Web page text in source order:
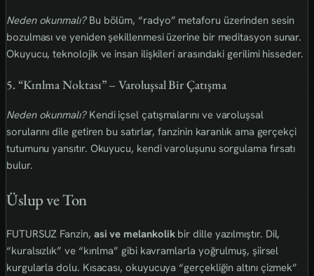
Neden okunmalı?Bu bölüm, “radyo” metaforu üzerinden sesin
bozulması ve yeniden şekillenmesi üzerine bir meditasyon sunar.
Okuyucu, teknolojik ve insan ilişkileri arasındaki gerilimi hisseder.
5. “Kırılma Noktası” – Varoluşsal Bir Çatışma
Neden okunmalı?Kendi içsel çatışmalarını ve varoluşsal
sorularını dile getiren bu satırlar, fanzinin karanlık ama gerçekçi
tutumunu yansıtır. Okuyucu, kendi varoluşunu sorgulama fırsatı
bulur.
Üslup ve Ton
FUTURSUZ Fanzin, asi ve melankolikbir dille yazılmıştır. Dil,
“kuralsızlık” ve “kırılma” gibi kavramlarla yoğrulmuş, şiirsel
kurgularla dolu. Kısacası, okuyucuya “gerçekliğin altını çizmek”